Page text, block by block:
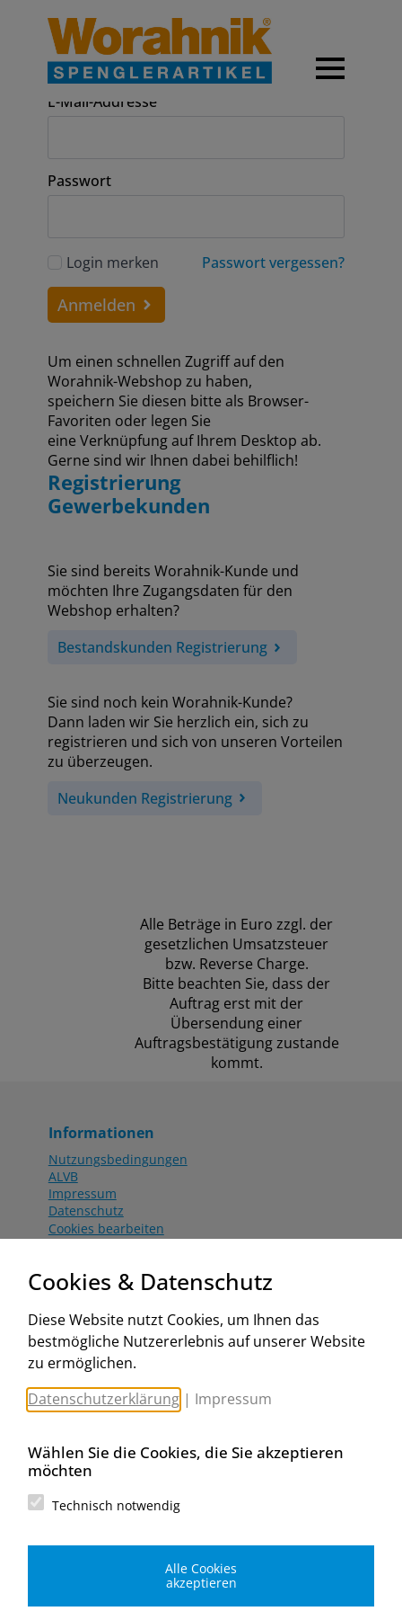
Anmeldung
E-Mail-Addresse
Passwort
Login merken Passwort vergessen?
Anmelden
Um einen schnellen Zugriff auf den
Worahnik-Webshop zu haben,
speichern Sie diesen bitte als Browser-
Favoriten oder legen Sie
eine Verknüpfung auf Ihrem Desktop ab.
Gerne sind wir Ihnen dabei behilflich!
Registrierung
Gewerbekunden
Sie sind bereits Worahnik-Kunde und
möchten Ihre Zugangsdaten für den
Webshop erhalten?
Bestandskunden Registrierung
Sie sind noch kein Worahnik-Kunde?
Dann laden wir Sie herzlich ein, sich zu
registrieren und sich von unseren Vorteilen
zu überzeugen.
Neukunden Registrierung
Alle Beträge in Euro zzgl. der
gesetzlichen Umsatzsteuer
bzw. Reverse Charge.
Bitte beachten Sie, dass der
Auftrag erst mit der
Übersendung einer
Auftragsbestätigung zustande
kommt.
Informationen
Nutzungsbedingungen
ALVB
Impressum
Datenschutz
Cookies bearbeiten
Aktionsbedingungen
www.worahnik.at
Zentrale Köttlach
Michael Worahnik GmbH
Spenglerartikel
Industriestraße 90, Köttlach
Filiale Wien
Spenglerartikel
Cookies & Datenschutz
Diese Website nutzt Cookies, um Ihnen das
bestmögliche Nutzererlebnis auf unserer Website
zu ermöglichen.
Datenschutzerklärung | Impressum
Wählen Sie die Cookies, die Sie akzeptieren
möchten
Technisch notwendig
Alle Cookies
akzeptieren